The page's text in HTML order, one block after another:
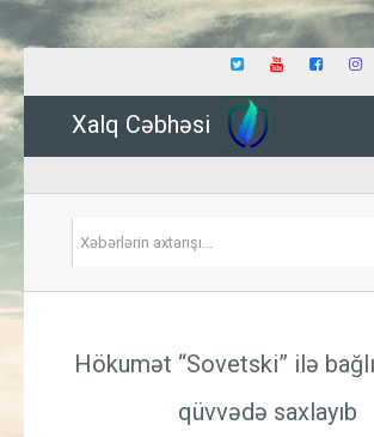
Xalq Cəbhəsi
Hökumət “Sovetski” ilə bağlı
qüvvədə saxlayıb